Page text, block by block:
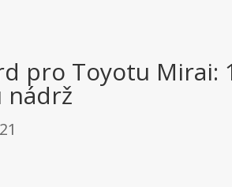
pro Toyotu Mirai:
nádrž